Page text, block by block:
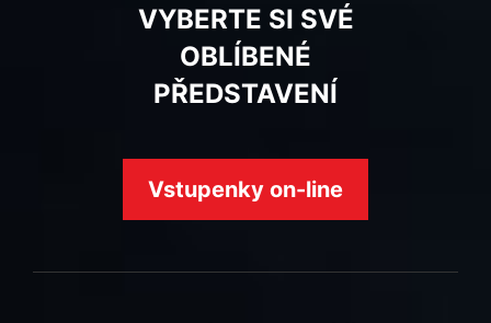
VYBERTE SI SVÉ
OBLÍBENÉ
PŘEDSTAVENÍ
Vstupenky on-line